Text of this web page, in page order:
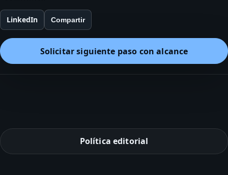
LinkedIn Compartir
Solicitar siguiente paso con alcance
Política editorial